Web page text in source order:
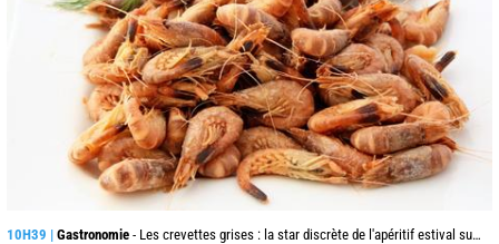
10H39 | Gastronomie - Les crevettes grises : la star discrète de l'apéritif estival sur les côtes de la mer du Nord